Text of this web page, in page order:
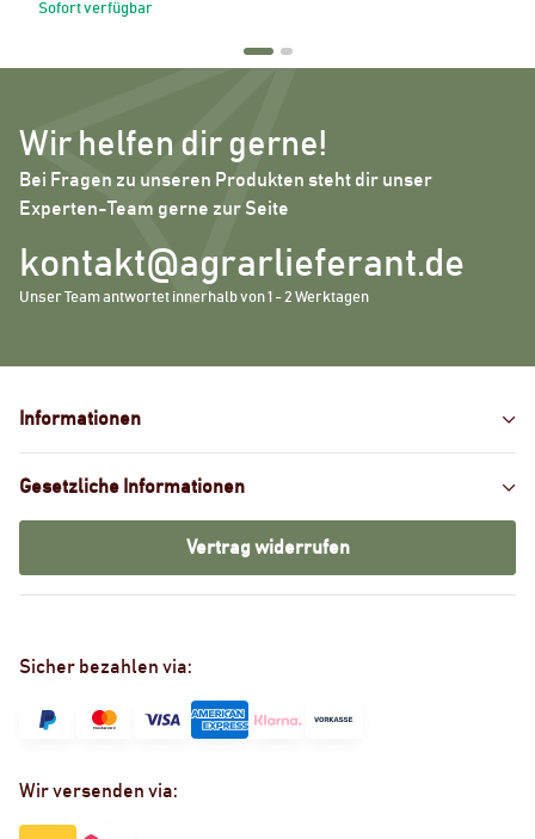
Sofort verfügbar
Wir helfen dir gerne!
Bei Fragen zu unseren Produkten steht dir unser
Experten-Team gerne zur Seite
kontakt@agrarlieferant.de
Unser Team antwortet innerhalb von 1 - 2 Werktagen
Informationen
Gesetzliche Informationen
Vertrag widerrufen
Sicher bezahlen via:
Wir versenden via: